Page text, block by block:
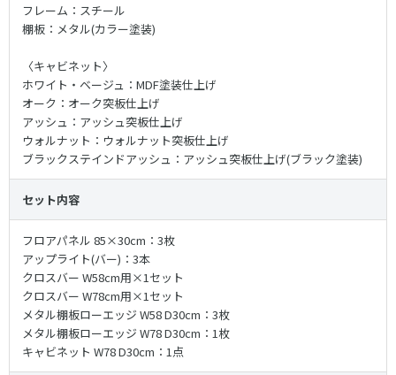
フレーム：スチール
棚板：メタル(カラー塗装)
〈キャビネット〉
ホワイト・ベージュ：MDF塗装仕上げ
オーク：オーク突板仕上げ
アッシュ：アッシュ突板仕上げ
ウォルナット：ウォルナット突板仕上げ
ブラックステインドアッシュ：アッシュ突板仕上げ(ブラック塗装)
セット内容
フロアパネル 85×30cm：3枚
アップライト(バー)：3本
クロスバー W58cm用×1セット
クロスバー W78cm用×1セット
メタル棚板ローエッジ W58 D30cm：3枚
メタル棚板ローエッジ W78 D30cm：1枚
キャビネット W78 D30cm：1点